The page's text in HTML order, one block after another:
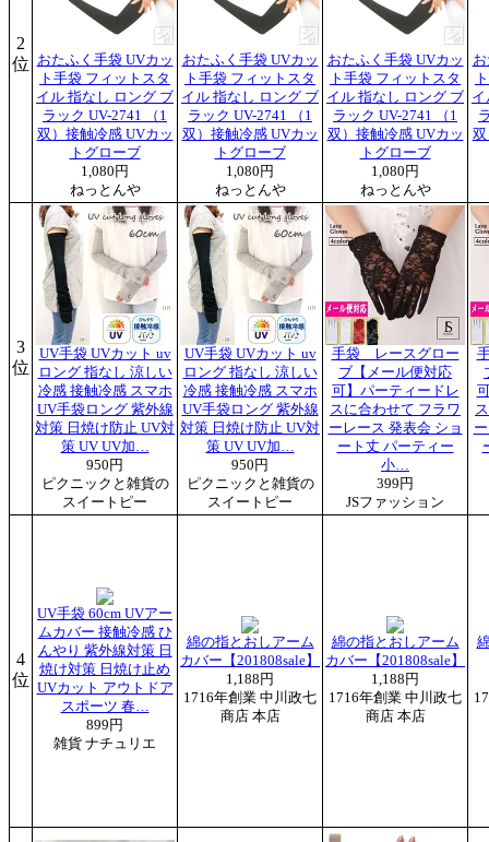
2
位
おたふく手袋 UVカッ
ト手袋 フィットスタ
イル 指なし ロング ブ
ラック UV-2741 （1
双）接触冷感 UVカッ
トグローブ
1,080円
ねっとんや
おたふく手袋 UVカッ
ト手袋 フィットスタ
イル 指なし ロング ブ
ラック UV-2741 （1
双）接触冷感 UVカッ
トグローブ
1,080円
ねっとんや
おたふく手袋 UVカッ
ト手袋 フィットスタ
イル 指なし ロング ブ
ラック UV-2741 （1
双）接触冷感 UVカッ
トグローブ
1,080円
ねっとんや
イ
3
位
UV手袋 UVカット uv
ロング 指なし 涼しい
冷感 接触冷感 スマホ
UV手袋ロング 紫外線
対策 日焼け防止 UV対
策 UV UV加…
950円
ピクニックと雑貨の
スイートピー
UV手袋 UVカット uv
ロング 指なし 涼しい
冷感 接触冷感 スマホ
UV手袋ロング 紫外線
対策 日焼け防止 UV対
策 UV UV加…
950円
ピクニックと雑貨の
スイートピー
手袋 レースグロー
ブ【メール便対応
可】パーティードレ
スに合わせて フラワ
ーレース 発表会 ショ
ート丈 パーティー
小…
399円
JSファッション
4
位
UV手袋 60cm UVアー
ムカバー 接触冷感 ひ
んやり 紫外線対策 日
焼け対策 日焼け止め
UVカット アウトドア
スポーツ 春…
899円
雑貨 ナチュリエ
綿の指とおしアーム
カバー【201808sale】
1,188円
1716年創業 中川政七
商店 本店
綿の指とおしアーム
カバー【201808sale】
1,188円
1716年創業 中川政七
商店 本店